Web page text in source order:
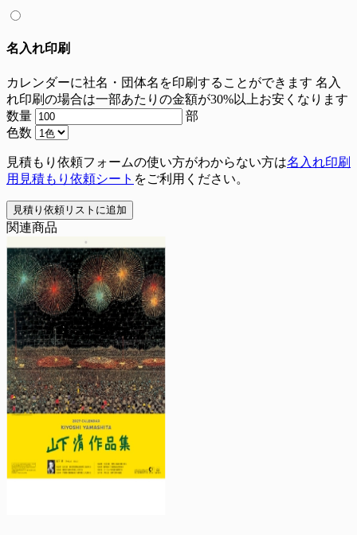
名入れ印刷
カレンダーに社名・団体名を印刷することができます 名入
れ印刷の場合は一部あたりの金額が30%以上お安くなります
数量
部
色数
見積もり依頼フォームの使い方がわからない方は名入れ印刷
用見積もり依頼シート をご利用ください。
見積り依頼リストに追加
関連商品